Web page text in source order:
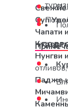
Свежие
Суп
Чапати
Нунгви
Падже